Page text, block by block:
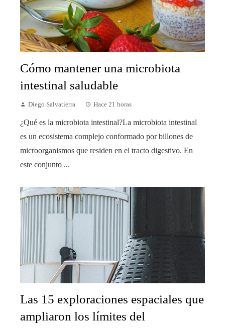
Cómo mantener una microbiota
intestinal saludable
Diego Salvatierra Hace 21 horas
¿Qué es la microbiota intestinal?La microbiota intestinal
es un ecosistema complejo conformado por billones de
microorganismos que residen en el tracto digestivo. En
este conjunto ...
Las 15 exploraciones espaciales que
ampliaron los límites del